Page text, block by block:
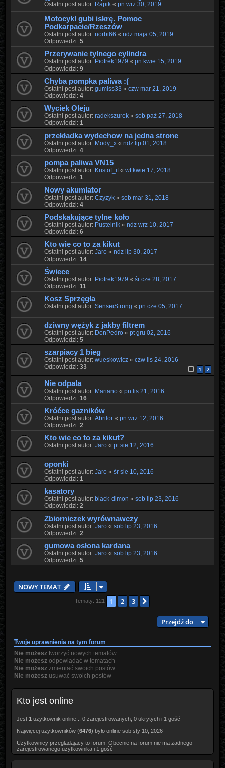
Ostatni post autor: Rapik« pn wrz 30, 2019
Motocykl gubi iskrę. Pomoc
Podkarpacie/Rzeszów
Ostatni post autor: norbi66 « ndz maja 05, 2019
Odpowiedzi: 5
Przerywanie tylnego cylindra
Ostatni post autor: Piotrek1979 « pn kwie 15, 2019
Odpowiedzi: 9
Chyba pompka paliwa :(
Ostatni post autor: gumiss33 « czw mar 21, 2019
Odpowiedzi: 4
Wyciek Oleju
Ostatni post autor: radekszurek« sob paź 27, 2018
Odpowiedzi: 1
przekładka wydechow na jedna strone
Ostatni post autor: Mody_x« ndz lip 01, 2018
Odpowiedzi: 4
pompa paliwa VN15
Ostatni post autor: Kristof_if« wt kwie 17, 2018
Odpowiedzi: 1
Nowy akumlator
Ostatni post autor: Czyzyk« sob mar 31, 2018
Odpowiedzi: 4
Podskakujące tylne koło
Ostatni post autor: Pustelnik« ndz wrz 10, 2017
Odpowiedzi: 6
Kto wie co to za kikut
Ostatni post autor: Jaro« ndz lip 30, 2017
Odpowiedzi: 14
Świece
Ostatni post autor: Piotrek1979 « śr cze 28, 2017
Odpowiedzi: 11
Kosz Sprzęgła
Ostatni post autor: SenseiStrong « pn cze 05, 2017
dziwny wężyk z jakby filtrem
Ostatni post autor: DonPedro« pt gru 02, 2016
Odpowiedzi: 5
szarpiacy 1 bieg
Ostatni post autor: wueskowicz« czw lis 24, 2016
Odpowiedzi: 33 1 2
Nie odpala
Ostatni post autor: Mariano« pn lis 21, 2016
Odpowiedzi: 16
Króćce gazników
Ostatni post autor: Abrilor« pn wrz 12, 2016
Odpowiedzi: 2
Kto wie co to za kikut?
Ostatni post autor: Jaro« pt sie 12, 2016
oponki
Ostatni post autor: Jaro« śr sie 10, 2016
Odpowiedzi: 1
kasatory
Ostatni post autor: black-dimon « sob lip 23, 2016
Odpowiedzi: 2
Zbiorniczek wyrównawczy
Ostatni post autor: Jaro« sob lip 23, 2016
Odpowiedzi: 2
gumowa osłona kardana
Ostatni post autor: Jaro« sob lip 23, 2016
Odpowiedzi: 5
NOWY TEMAT
Tematy: 121 1 2 3
Przejdź do
Twoje uprawnienia na tym forum
Nie możesz tworzyć nowych tematów
Nie możesz odpowiadać w tematach
Nie możesz zmieniać swoich postów
Nie możesz usuwać swoich postów
Kto jest online
Jest 1 użytkownik online :: 0 zarejestrowanych, 0 ukrytych i 1 gość
Najwięcej użytkowników (6476) było online sob sty 10, 2026
Użytkownicy przeglądający to forum: Obecnie na forum nie ma żadnego
zarejestrowanego użytkownika i 1 gość